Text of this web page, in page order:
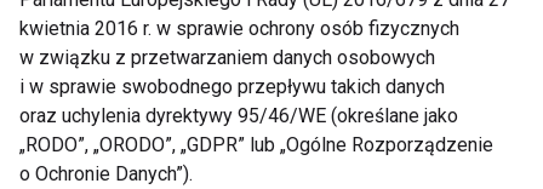
najwięcej głosów od widzów. Piosenkarz nie krył
zaskoczenia takim obrotem sprawy, a jego mama
ukradkiem ocierała łzy wzruszenia.
[-------]
kwietnia 2016 r. w sprawie ochrony osób fizycznych
w związku z przetwarzaniem danych osobowych
i w sprawie swobodnego przepływu takich danych
oraz uchylenia dyrektywy 95/46/WE (określane jako
„RODO”, „ORODO”, „GDPR” lub „Ogólne Rozporządzenie
o Ochronie Danych”).